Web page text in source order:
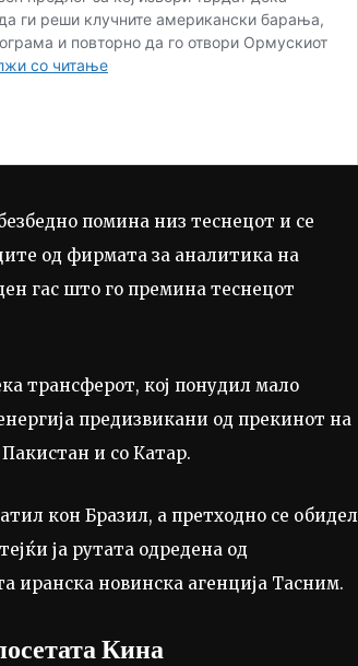
помина низ теснецот и се
од фирмата за аналитика на
гас што го премина теснецот
трансферот, кој понудил мало
предизвикани од прекинот на
и со Катар.
кон Бразил, а претходно се обидел
ја рутата одредена од
иранска новинска агенција Тасним.
Кина